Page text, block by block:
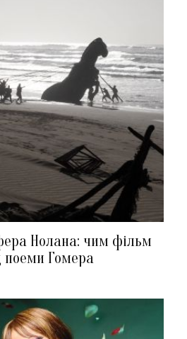
Нолана: чим фільм
поеми Гомера